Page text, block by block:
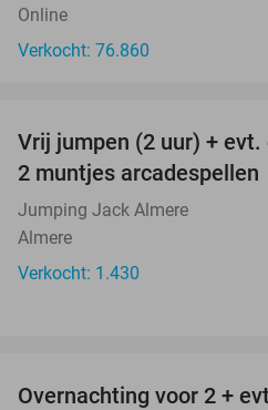
Online
Verkocht: 76.860
Vrij jumpen (2 uur) +
2 muntjes arcadespellen
Jumping Jack Almere
Almere
Verkocht: 1.430
Overnachting voor 2 +